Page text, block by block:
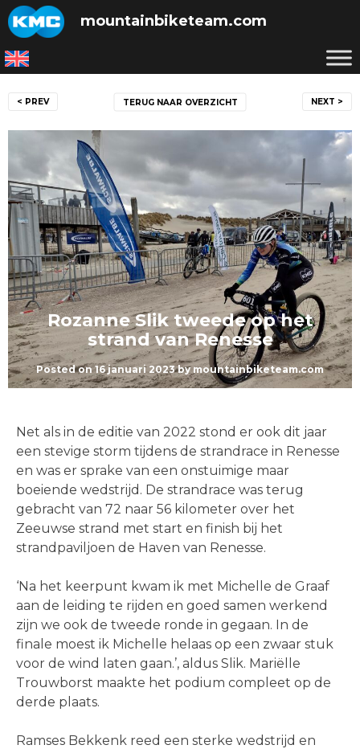
Skip
to
content
mountainbiketeam.com
navigatie
< PREV NEXT >
TERUG NAAR OVERZICHT
Rozanne Slik tweede op het
strand van Renesse
Posted on16 januari 2023bymountainbiketeam.com
Net als in de editie van 2022 stond er ook dit jaar
een stevige storm tijdens de strandrace in Renesse
en was er sprake van een onstuimige maar
boeiende wedstrijd. De strandrace was terug
gebracht van 72 naar 56 kilometer over het
Zeeuwse strand met start en finish bij het
strandpaviljoen de Haven van Renesse.
‘Na het keerpunt kwam ik met Michelle de Graaf
aan de leiding te rijden en goed samen werkend
zijn we ook de tweede ronde in gegaan. In de
finale moest ik Michelle helaas op een zwaar stuk
voor de wind laten gaan.’, aldus Slik. Mariëlle
Trouwborst maakte het podium compleet op de
derde plaats.
Ramses Bekkenk reed een sterke wedstrijd en